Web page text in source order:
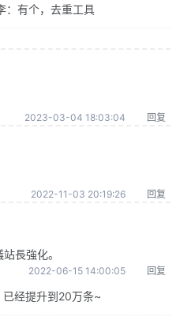
：有个，去重工具
2023-03-04 18:03:04 回复
2022-11-03 20:19:26 回复
長強化。
2022-06-15 14:00:05 回复
经提升到20万条~